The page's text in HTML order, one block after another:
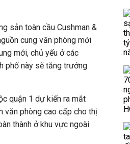
sản toàn cầu Cushman &
cung văn phòng mới
mới, chủ yếu ở các
phố này sẽ tăng trưởng
quận 1 dự kiến ra mắt
phòng cao cấp cho thị
thành ở khu vực ngoài